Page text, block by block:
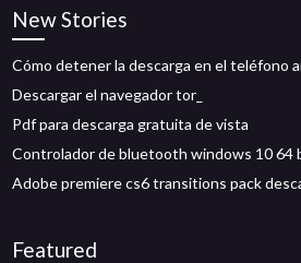
New Stories
Cómo detener la descarga en el teléfono
Descargar el navegador tor_
Pdf para descarga gratuita de vista
Controlador de bluetooth windows 10 64
Adobe premiere cs6 transitions pack
Featured